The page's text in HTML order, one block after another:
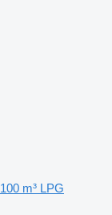
m³ LPG